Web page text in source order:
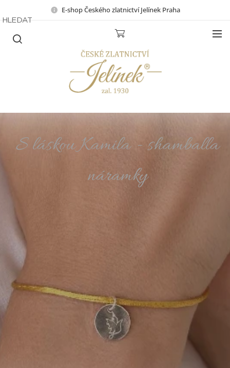
E-shop Českého zlatnictví Jelínek Praha
HLEDAT
S láskou Kamila - shamballa
náramky